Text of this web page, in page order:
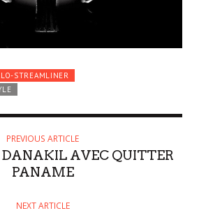
STREAMLINER
PREVIOUS ARTICLE
AVEC QUITTER
PANAME
NEXT ARTICLE